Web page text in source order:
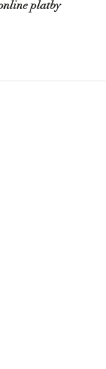
platby